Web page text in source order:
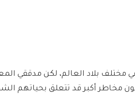
مختلف بلاد العالم، لكن مدققي
مخاطر أكبر قد تتعلق بحياتهم